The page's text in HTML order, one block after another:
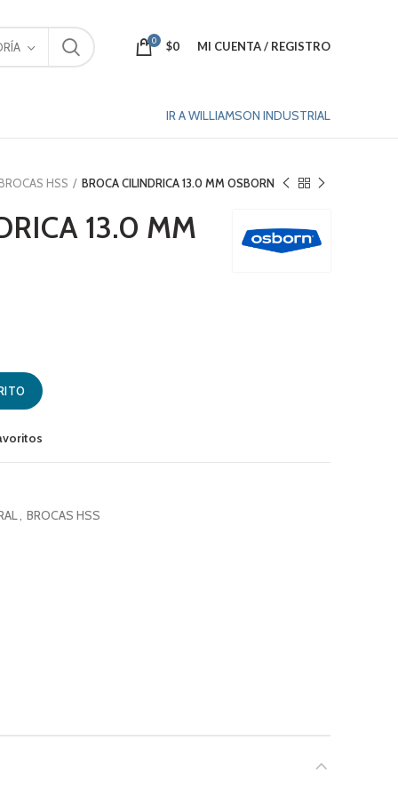
0 $0 MI CUENTA / REGISTRO
IR A WILLIAMSON INDUSTRIAL
HSS BROCA CILINDRICA 13.0 MM OSBORN
13.0 MM
cantidad
, BROCAS HSS